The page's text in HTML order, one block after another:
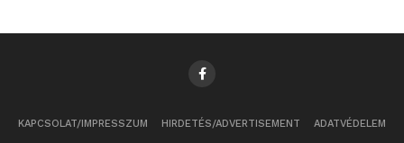
KAPCSOLAT/IMPRESSZUM HIRDETÉS/ADVERTISEMENT ADATVÉDELEM